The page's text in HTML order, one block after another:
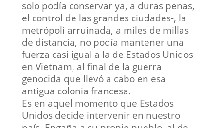
solo podía conservar ya, a duras penas,
el control de las grandes ciudades-, la
metrópoli arruinada, a miles de millas
de distancia, no podía mantener una
fuerza casi igual a la de Estados Unidos
en Vietnam, al final de la guerra
genocida que llevó a cabo en esa
antigua colonia francesa.
Es en aquel momento que Estados
Unidos decide intervenir en nuestro